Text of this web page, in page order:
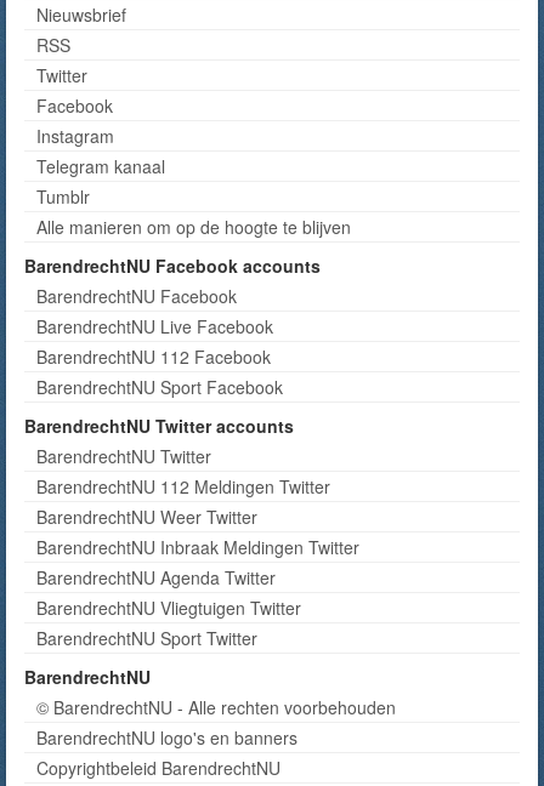
Nieuwsbrief
RSS
Twitter
Facebook
Instagram
Telegram kanaal
Tumblr
Alle manieren om op de hoogte te blijven
BarendrechtNU Facebook accounts
BarendrechtNU Facebook
BarendrechtNU Live Facebook
BarendrechtNU 112 Facebook
BarendrechtNU Sport Facebook
BarendrechtNU Twitter accounts
BarendrechtNU Twitter
BarendrechtNU 112 Meldingen Twitter
BarendrechtNU Weer Twitter
BarendrechtNU Inbraak Meldingen Twitter
BarendrechtNU Agenda Twitter
BarendrechtNU Vliegtuigen Twitter
BarendrechtNU Sport Twitter
BarendrechtNU
© BarendrechtNU - Alle rechten voorbehouden
BarendrechtNU logo's en banners
Copyrightbeleid BarendrechtNU